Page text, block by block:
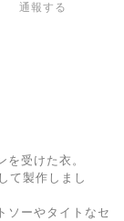
通報する
受けた衣。
て製作しまし
ソーやタイトなセ